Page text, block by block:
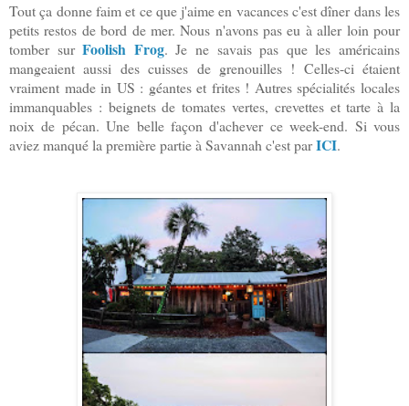
Tout ça donne faim et ce que j'aime en vacances c'est dîner dans les
petits restos de bord de mer. Nous n'avons pas eu à aller loin pour
tomber surFoolish Frog. Je ne savais pas que les américains
mangeaient aussi des cuisses de grenouilles ! Celles-ci étaient
vraiment made in US : géantes et frites ! Autres spécialités locales
immanquables : beignets de tomates vertes, crevettes et tarte à la
noix de pécan. Une belle façon d'achever ce week-end. Si vous
aviez manqué la première partie à Savannah c'est parICI.